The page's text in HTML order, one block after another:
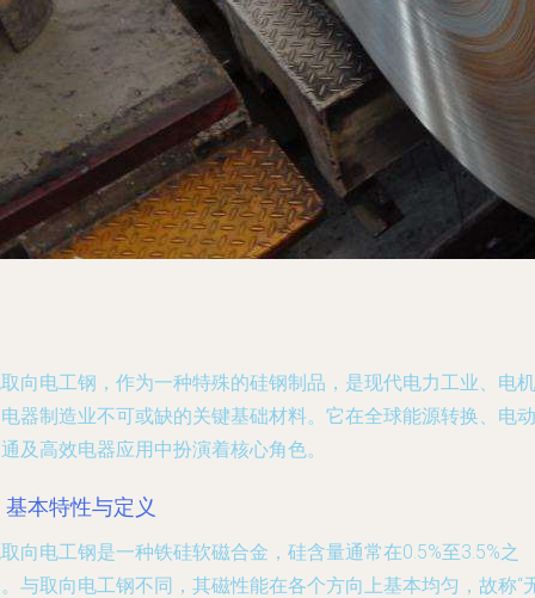
向电工钢，作为一种特殊的硅钢制品，是现代电力工业、电机
器制造业不可或缺的关键基础材料。它在全球能源转换、电动
及高效电器应用中扮演着核心角色。
基本特性与定义
向电工钢是一种铁硅软磁合金，硅含量通常在0.5%至3.5%之
与取向电工钢不同，其磁性能在各个方向上基本均匀，故称“